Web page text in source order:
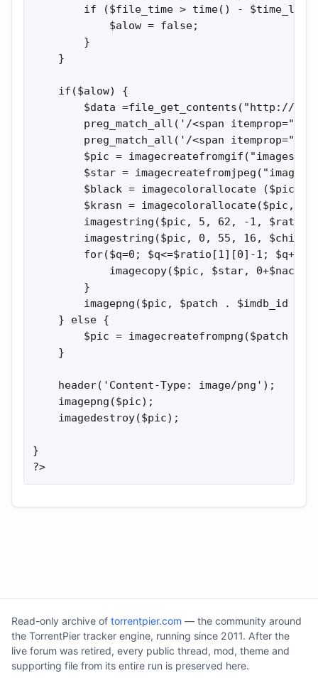
if ($file_time > time() -
            $alow = false;
        }
    }
    if($alow) {
$data =file_get_contents("http://
preg_match_all('/<span
preg_match_all('/<span
$pic = imagecreatefromgif("images/
$star = imagecreatefromjpeg("images/
$black = imagecolorallocate ($pic,
$krasn = imagecolorallocate($pic,
imagestring($pic, 5, 62, -1,
imagestring($pic, 0, 55, 16,
for($q=0; $q<=$ratio[1][0]-1;
imagecopy($pic, $star,
        }
imagepng($pic, $patch . $imdb_id
    } else {
$pic = imagecreatefrompng($patch .
    }
    header('Content-Type: image/png');
    imagepng($pic);
    imagedestroy($pic);
}
?>
Read-only archive of torrentpier.com — the community around
the TorrentPier tracker engine, running since 2011. After the
live forum was retired, every public thread, mod, theme and
supporting file from its entire run is preserved here.